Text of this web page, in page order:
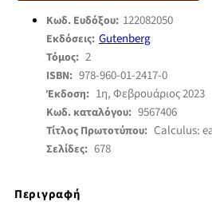
Κωδ. Ευδόξου: 122082050
Εκδόσεις: Gutenberg
Τόμος: 2
ISBN: 978-960-01-2417-0
Έκδοση: 1η, Φεβρουάριος 2023
Κωδ. καταλόγου: 9567406
Τίτλος Πρωτοτύπου: Calculus:
Σελίδες: 678
Περιγραφή